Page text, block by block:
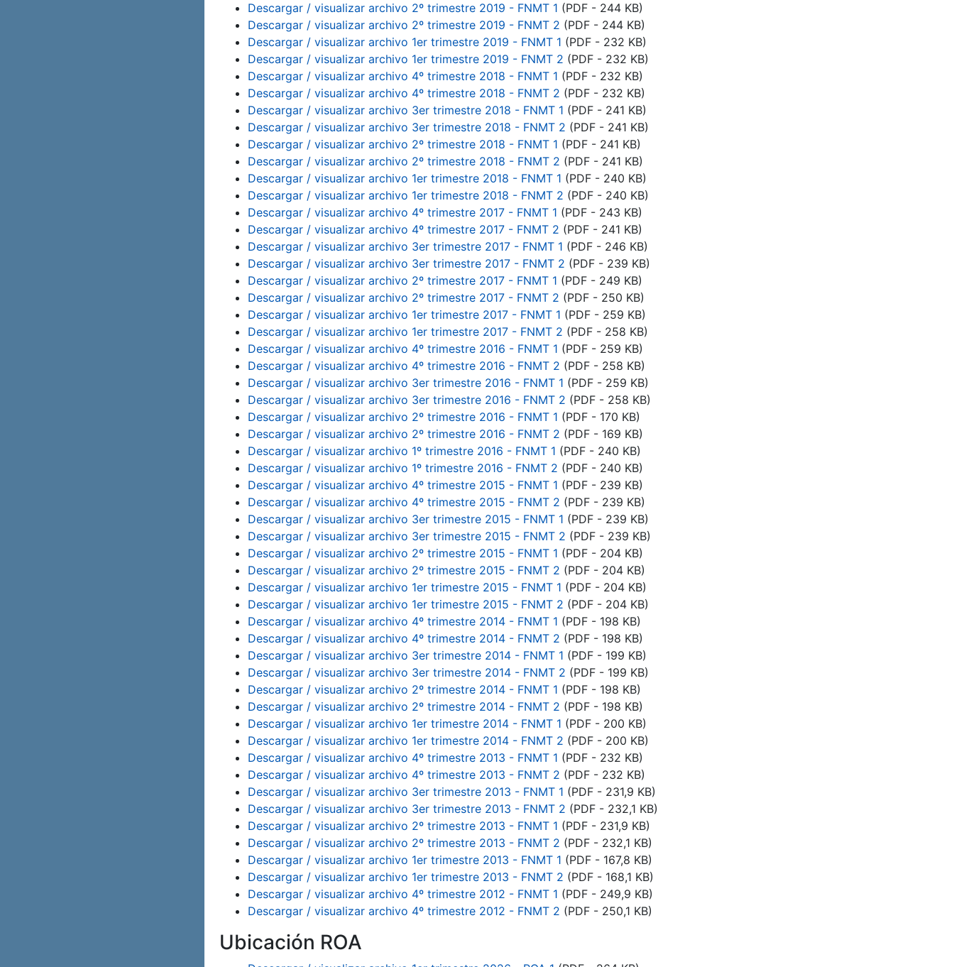
Descargar / visualizar archivo 2º trimestre 2019 - FNMT 1 (PDF - 244 KB)
Descargar / visualizar archivo 2º trimestre 2019 - FNMT 2 (PDF - 244 KB)
Descargar / visualizar archivo 1er trimestre 2019 - FNMT 1 (PDF - 232 KB)
Descargar / visualizar archivo 1er trimestre 2019 - FNMT 2 (PDF - 232 KB)
Descargar / visualizar archivo 4º trimestre 2018 - FNMT 1 (PDF - 232 KB)
Descargar / visualizar archivo 4º trimestre 2018 - FNMT 2 (PDF - 232 KB)
Descargar / visualizar archivo 3er trimestre 2018 - FNMT 1 (PDF - 241 KB)
Descargar / visualizar archivo 3er trimestre 2018 - FNMT 2 (PDF - 241 KB)
Descargar / visualizar archivo 2º trimestre 2018 - FNMT 1 (PDF - 241 KB)
Descargar / visualizar archivo 2º trimestre 2018 - FNMT 2 (PDF - 241 KB)
Descargar / visualizar archivo 1er trimestre 2018 - FNMT 1 (PDF - 240 KB)
Descargar / visualizar archivo 1er trimestre 2018 - FNMT 2 (PDF - 240 KB)
Descargar / visualizar archivo 4º trimestre 2017 - FNMT 1 (PDF - 243 KB)
Descargar / visualizar archivo 4º trimestre 2017 - FNMT 2 (PDF - 241 KB)
Descargar / visualizar archivo 3er trimestre 2017 - FNMT 1 (PDF - 246 KB)
Descargar / visualizar archivo 3er trimestre 2017 - FNMT 2 (PDF - 239 KB)
Descargar / visualizar archivo 2º trimestre 2017 - FNMT 1 (PDF - 249 KB)
Descargar / visualizar archivo 2º trimestre 2017 - FNMT 2 (PDF - 250 KB)
Descargar / visualizar archivo 1er trimestre 2017 - FNMT 1 (PDF - 259 KB)
Descargar / visualizar archivo 1er trimestre 2017 - FNMT 2 (PDF - 258 KB)
Descargar / visualizar archivo 4º trimestre 2016 - FNMT 1 (PDF - 259 KB)
Descargar / visualizar archivo 4º trimestre 2016 - FNMT 2 (PDF - 258 KB)
Descargar / visualizar archivo 3er trimestre 2016 - FNMT 1 (PDF - 259 KB)
Descargar / visualizar archivo 3er trimestre 2016 - FNMT 2 (PDF - 258 KB)
Descargar / visualizar archivo 2º trimestre 2016 - FNMT 1 (PDF - 170 KB)
Descargar / visualizar archivo 2º trimestre 2016 - FNMT 2 (PDF - 169 KB)
Descargar / visualizar archivo 1º trimestre 2016 - FNMT 1 (PDF - 240 KB)
Descargar / visualizar archivo 1º trimestre 2016 - FNMT 2 (PDF - 240 KB)
Descargar / visualizar archivo 4º trimestre 2015 - FNMT 1 (PDF - 239 KB)
Descargar / visualizar archivo 4º trimestre 2015 - FNMT 2 (PDF - 239 KB)
Descargar / visualizar archivo 3er trimestre 2015 - FNMT 1 (PDF - 239 KB)
Descargar / visualizar archivo 3er trimestre 2015 - FNMT 2 (PDF - 239 KB)
Descargar / visualizar archivo 2º trimestre 2015 - FNMT 1 (PDF - 204 KB)
Descargar / visualizar archivo 2º trimestre 2015 - FNMT 2 (PDF - 204 KB)
Descargar / visualizar archivo 1er trimestre 2015 - FNMT 1 (PDF - 204 KB)
Descargar / visualizar archivo 1er trimestre 2015 - FNMT 2 (PDF - 204 KB)
Descargar / visualizar archivo 4º trimestre 2014 - FNMT 1 (PDF - 198 KB)
Descargar / visualizar archivo 4º trimestre 2014 - FNMT 2 (PDF - 198 KB)
Descargar / visualizar archivo 3er trimestre 2014 - FNMT 1 (PDF - 199 KB)
Descargar / visualizar archivo 3er trimestre 2014 - FNMT 2 (PDF - 199 KB)
Descargar / visualizar archivo 2º trimestre 2014 - FNMT 1 (PDF - 198 KB)
Descargar / visualizar archivo 2º trimestre 2014 - FNMT 2 (PDF - 198 KB)
Descargar / visualizar archivo 1er trimestre 2014 - FNMT 1 (PDF - 200 KB)
Descargar / visualizar archivo 1er trimestre 2014 - FNMT 2 (PDF - 200 KB)
Descargar / visualizar archivo 4º trimestre 2013 - FNMT 1 (PDF - 232 KB)
Descargar / visualizar archivo 4º trimestre 2013 - FNMT 2 (PDF - 232 KB)
Descargar / visualizar archivo 3er trimestre 2013 - FNMT 1 (PDF - 231,9 KB)
Descargar / visualizar archivo 3er trimestre 2013 - FNMT 2 (PDF - 232,1 KB)
Descargar / visualizar archivo 2º trimestre 2013 - FNMT 1 (PDF - 231,9 KB)
Descargar / visualizar archivo 2º trimestre 2013 - FNMT 2 (PDF - 232,1 KB)
Descargar / visualizar archivo 1er trimestre 2013 - FNMT 1 (PDF - 167,8 KB)
Descargar / visualizar archivo 1er trimestre 2013 - FNMT 2 (PDF - 168,1 KB)
Descargar / visualizar archivo 4º trimestre 2012 - FNMT 1 (PDF - 249,9 KB)
Descargar / visualizar archivo 4º trimestre 2012 - FNMT 2 (PDF - 250,1 KB)
Ubicación ROA